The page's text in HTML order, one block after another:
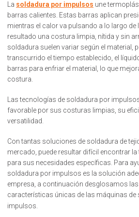
La soldadura por impulsos une
barras calientes. Estas barras aplican
mientras el calor va pulsando a lo largo
resultado una costura limpia, nítida y sin
soldadura suelen variar según el material,
transcurrido el tiempo establecido, el
barras para enfriar el material, lo que
costura.
Las tecnologías de soldadura por
favorable por sus costuras limpias, su
versatilidad.
Con tantas soluciones de soldadura de
mercado, puede resultar difícil encontrar
para sus necesidades específicas. Para
soldadura por impulsos es la solución
empresa, a continuación desglosamos
características únicas de las máquinas de
impulsos.